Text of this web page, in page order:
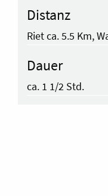
Distanz
Riet ca. 5.5 Km,
Dauer
ca. 1 1/2 Std.